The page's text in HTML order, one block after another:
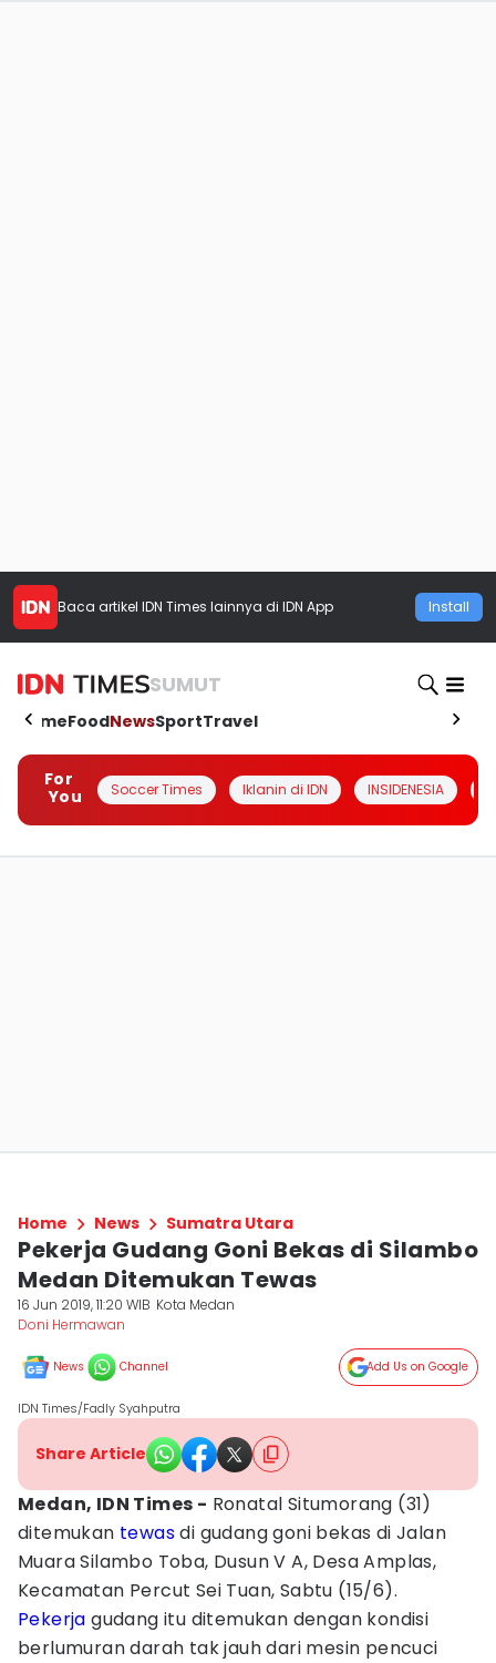
Baca artikel IDN Times lainnya di IDN App Install
SUMUT
HomeFoodNewsSportTravel
For
You
Soccer Times Iklanin di IDN INSIDENESIA
Home News Sumatra Utara
Pekerja Gudang Goni Bekas di Silambo
Medan Ditemukan Tewas
16 Jun 2019, 11:20 WIB Kota Medan
Doni Hermawan
News Channel Add Us on Google
IDN Times/Fadly Syahputra
Share Article
Medan, IDN Times - Ronatal Situmorang (31)
ditemukan tewasdi gudang goni bekas di Jalan
Muara Silambo Toba, Dusun V A, Desa Amplas,
Kecamatan Percut Sei Tuan, Sabtu (15/6).
Pekerja gudang itu ditemukan dengan kondisi
berlumuran darah tak jauh dari mesin pencuci